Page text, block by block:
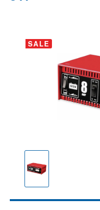
Bildergalerie
SALE